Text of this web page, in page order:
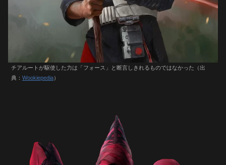
チアルートが駆使した力は「フォース」と断言しきれるものではなかった（出
典： Wookiepedia）